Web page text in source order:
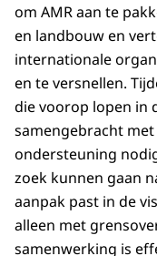
om AMR aan te
en landbouw en
internationale
en te versnellen.
die voorop lopen in
samengebracht
ondersteuning
zoek kunnen gaan
aanpak past in de
alleen met
samenwerking is